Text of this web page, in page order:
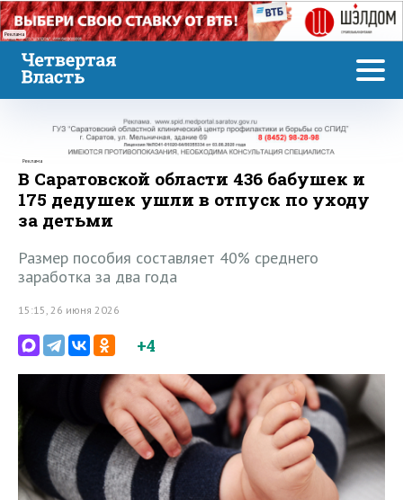
Реклама
Реклама
В Саратовской области 436 бабушек и
175 дедушек ушли в отпуск по уходу
за детьми
Размер пособия составляет 40% среднего
заработка за два года
15:15, 26 июня 2026
+4